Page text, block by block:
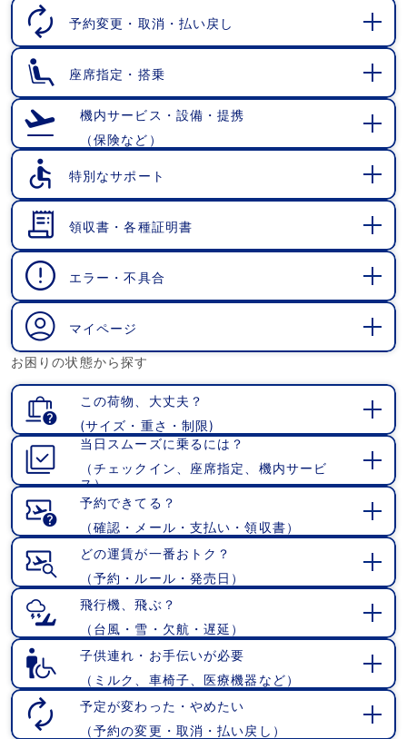
く
予約変更・取消・払い戻し
く
座席指定・搭乗
く
機内サービス・設備・提携
（保険など）
く
特別なサポート
く
領収書・各種証明書
く
エラー・不具合
く
マイページ
お困りの状態から探す
この荷物、大丈夫？
(サイズ・重さ・制限)
く
当日スムーズに乗るには？
（チェックイン、座席指定、機内サービ
ス）
く
予約できてる？
（確認・メール・支払い・領収書）
く
どの運賃が一番おトク？
（予約・ルール・発売日）
く
飛行機、飛ぶ？
（台風・雪・欠航・遅延）
く
子供連れ・お手伝いが必要
（ミルク、車椅子、医療機器など）
く
予定が変わった・やめたい
（予約の変更・取消・払い戻し）